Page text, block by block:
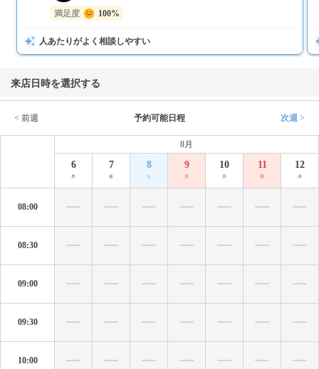
満足度 100%
人あたりがよく相談しやすい
来店日時を選択する
< 前週 予約可能日程 次週 >
8月
6
木
7
金
8
土
9
日
10
月
11
祝
12
水
08:00
08:30
09:00
09:30
10:00